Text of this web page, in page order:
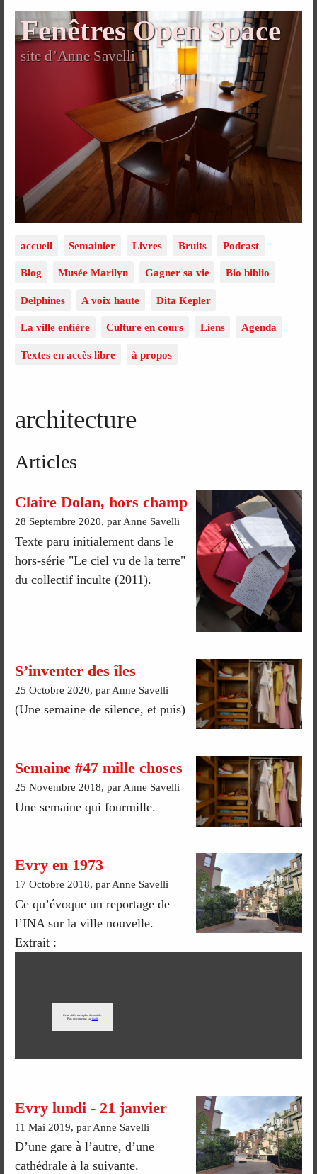
Fenêtres Open Space
site d’Anne Savelli
accueil Semainier Livres Bruits Podcast
Blog Musée Marilyn Gagner sa vie Bio biblio
Delphines A voix haute Dita Kepler
La ville entière Culture en cours Liens Agenda
Textes en accès libre à propos
architecture
Articles
Claire Dolan, hors champ
28 Septembre 2020, par Anne Savelli
Texte paru initialement dans le
hors-série "Le ciel vu de la terre"
du collectif inculte (2011).
S’inventer des îles
25 Octobre 2020, par Anne Savelli
(Une semaine de silence, et puis)
Semaine #47 mille choses
25 Novembre 2018, par Anne Savelli
Une semaine qui fourmille.
Evry en 1973
17 Octobre 2018, par Anne Savelli
Ce qu’évoque un reportage de
l’INA sur la ville nouvelle.
Extrait :
Evry lundi - 21 janvier
11 Mai 2019, par Anne Savelli
D’une gare à l’autre, d’une
cathédrale à la suivante.